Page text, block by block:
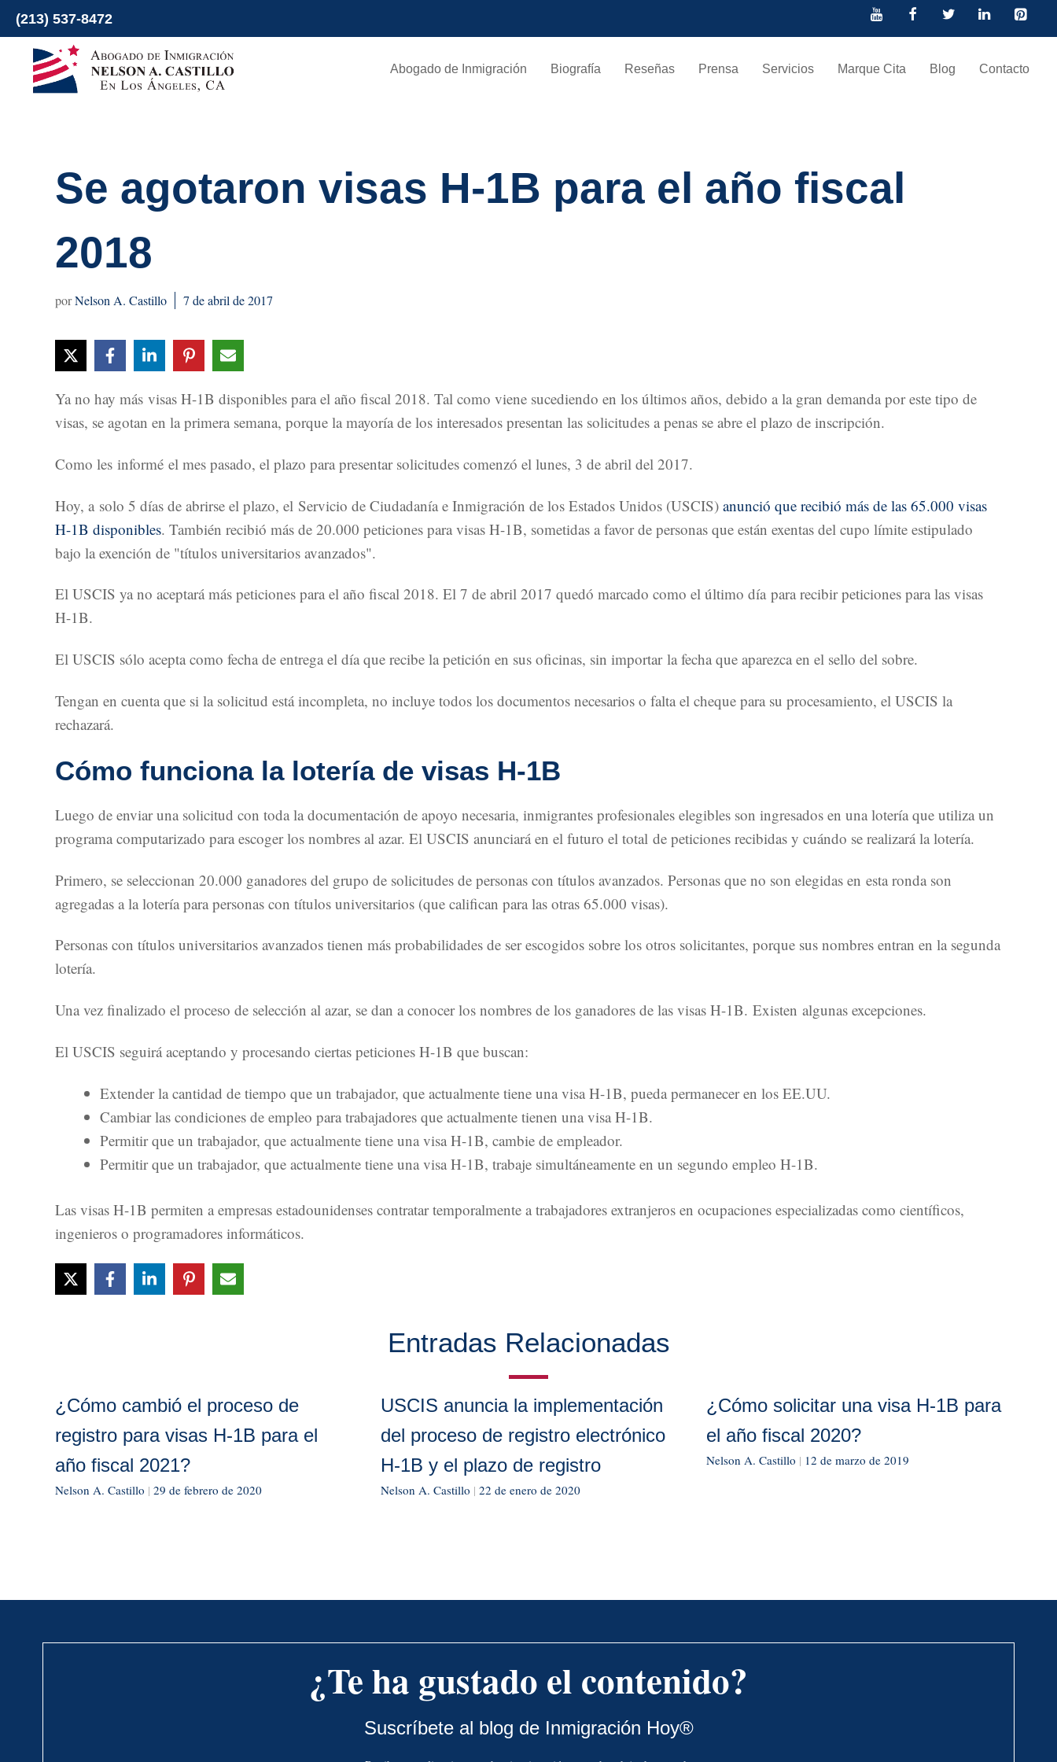
al
contenido
(213) 537-8472
Abogado de Inmigración Biografía Reseñas Prensa Servicios Marque Cita Blog Contacto
Se agotaron visas H-1B para el año fiscal
2018
Nelson A. Castillo 7 de abril de 2017
Ya no hay más visas H-1B disponibles para el año fiscal 2018. Tal como viene sucediendo en los últimos años, debido a la gran demanda por este tipo de
visas, se agotan en la primera semana, porque la mayoría de los interesados presentan las solicitudes a penas se abre el plazo de inscripción.
Como les informé el mes pasado, el plazo para presentar solicitudes comenzó el lunes, 3 de abril del 2017.
Hoy, a solo 5 días de abrirse el plazo, el Servicio de Ciudadanía e Inmigración de los Estados Unidos (USCIS) anunció que recibió más de las 65.000 visas
H-1B disponibles. También recibió más de 20.000 peticiones para visas H-1B, sometidas a favor de personas que están exentas del cupo límite estipulado
bajo la exención de "títulos universitarios avanzados".
El USCIS ya no aceptará más peticiones para el año fiscal 2018. El 7 de abril 2017 quedó marcado como el último día para recibir peticiones para las visas
H-1B.
El USCIS sólo acepta como fecha de entrega el día que recibe la petición en sus oficinas, sin importar la fecha que aparezca en el sello del sobre.
Tengan en cuenta que si la solicitud está incompleta, no incluye todos los documentos necesarios o falta el cheque para su procesamiento, el USCIS la
rechazará.
Cómo funciona la lotería de visas H-1B
Luego de enviar una solicitud con toda la documentación de apoyo necesaria, inmigrantes profesionales elegibles son ingresados en una lotería que utiliza un
programa computarizado para escoger los nombres al azar. El USCIS anunciará en el futuro el total de peticiones recibidas y cuándo se realizará la lotería.
Primero, se seleccionan 20.000 ganadores del grupo de solicitudes de personas con títulos avanzados. Personas que no son elegidas en esta ronda son
agregadas a la lotería para personas con títulos universitarios (que califican para las otras 65.000 visas).
Personas con títulos universitarios avanzados tienen más probabilidades de ser escogidos sobre los otros solicitantes, porque sus nombres entran en la segunda
lotería.
Una vez finalizado el proceso de selección al azar, se dan a conocer los nombres de los ganadores de las visas H-1B. Existen algunas excepciones.
El USCIS seguirá aceptando y procesando ciertas peticiones H-1B que buscan:
Extender la cantidad de tiempo que un trabajador, que actualmente tiene una visa H-1B, pueda permanecer en los EE.UU.
Cambiar las condiciones de empleo para trabajadores que actualmente tienen una visa H-1B.
Permitir que un trabajador, que actualmente tiene una visa H-1B, cambie de empleador.
Permitir que un trabajador, que actualmente tiene una visa H-1B, trabaje simultáneamente en un segundo empleo H-1B.
Las visas H-1B permiten a empresas estadounidenses contratar temporalmente a trabajadores extranjeros en ocupaciones especializadas como científicos,
ingenieros o programadores informáticos.
Entradas Relacionadas
¿Cómo cambió el proceso de
registro para visas H-1B para el
año fiscal 2021?
Nelson A. Castillo | 29 de febrero de 2020
USCIS anuncia la implementación
del proceso de registro electrónico
H-1B y el plazo de registro
Nelson A. Castillo | 22 de enero de 2020
¿Cómo solicitar una visa H-1B para
el año fiscal 2020?
Nelson A. Castillo | 12 de marzo de 2019
¿Te ha gustado el contenido?
Suscríbete al blog de Inmigración Hoy®